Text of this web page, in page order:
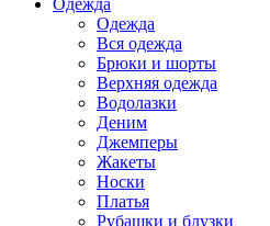
Одежда
Одежда
Вся одежда
Брюки и шорты
Верхняя одежда
Водолазки
Деним
Джемперы
Жакеты
Носки
Платья
Рубашки и блузки